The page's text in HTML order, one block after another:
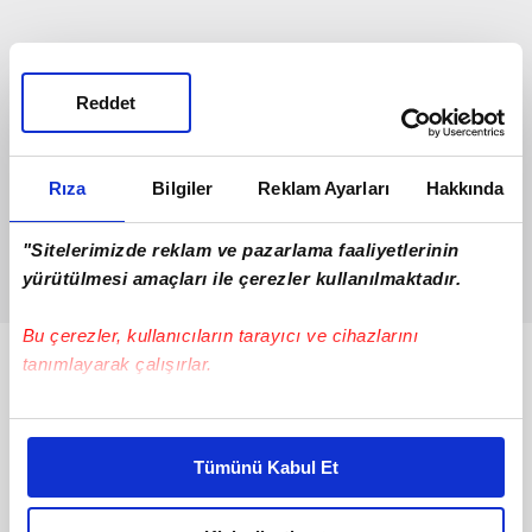
Rıza Bilgiler Reklam Ayarları Hakkında
"Sitelerimizde reklam ve pazarlama faaliyetlerinin
yürütülmesi amaçları ile çerezler kullanılmaktadır.
Bu çerezler, kullanıcıların tarayıcı ve cihazlarını
tanımlayarak çalışırlar.
Bu çerezlere izin vermeniz halinde sizlere özel
daha iyi reklam deneyimi yaşatabiliriz. Bunu yaparken
amacımızın size daha iyi bir reklam deneyimi sunmak
Tümünü Kabul Et
Reddet
Bunlar da Var